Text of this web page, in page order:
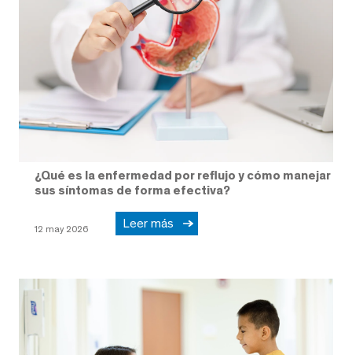
¿Qué es la enfermedad por reflujo y cómo manejar
sus síntomas de forma efectiva?
12 may 2026 Leer más